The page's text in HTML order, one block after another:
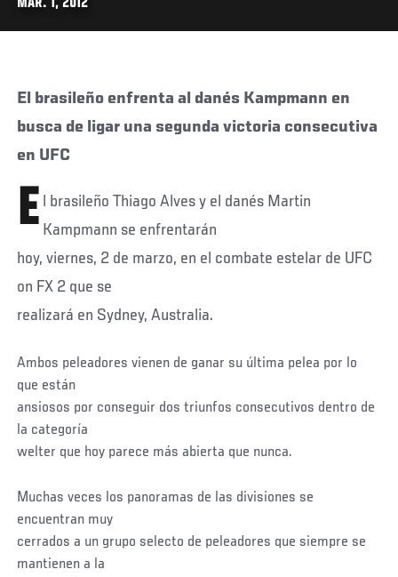
MAR. 1, 2012
El brasileño enfrenta al danés Kampmann en
busca de ligar una segunda victoria consecutiva
en UFC
E
l brasileño Thiago Alves y el danés Martin
Kampmann se enfrentarán
hoy, viernes, 2 de marzo, en el combate estelar de UFC
on FX 2 que se
realizará en Sydney, Australia.
Ambos peleadores vienen de ganar su última pelea por lo
que están
ansiosos por conseguir dos triunfos consecutivos dentro de
la categoría
welter que hoy parece más abierta que nunca.
Muchas veces los panoramas de las divisiones se
encuentran muy
cerrados a un grupo selecto de peleadores que siempre se
mantienen a la